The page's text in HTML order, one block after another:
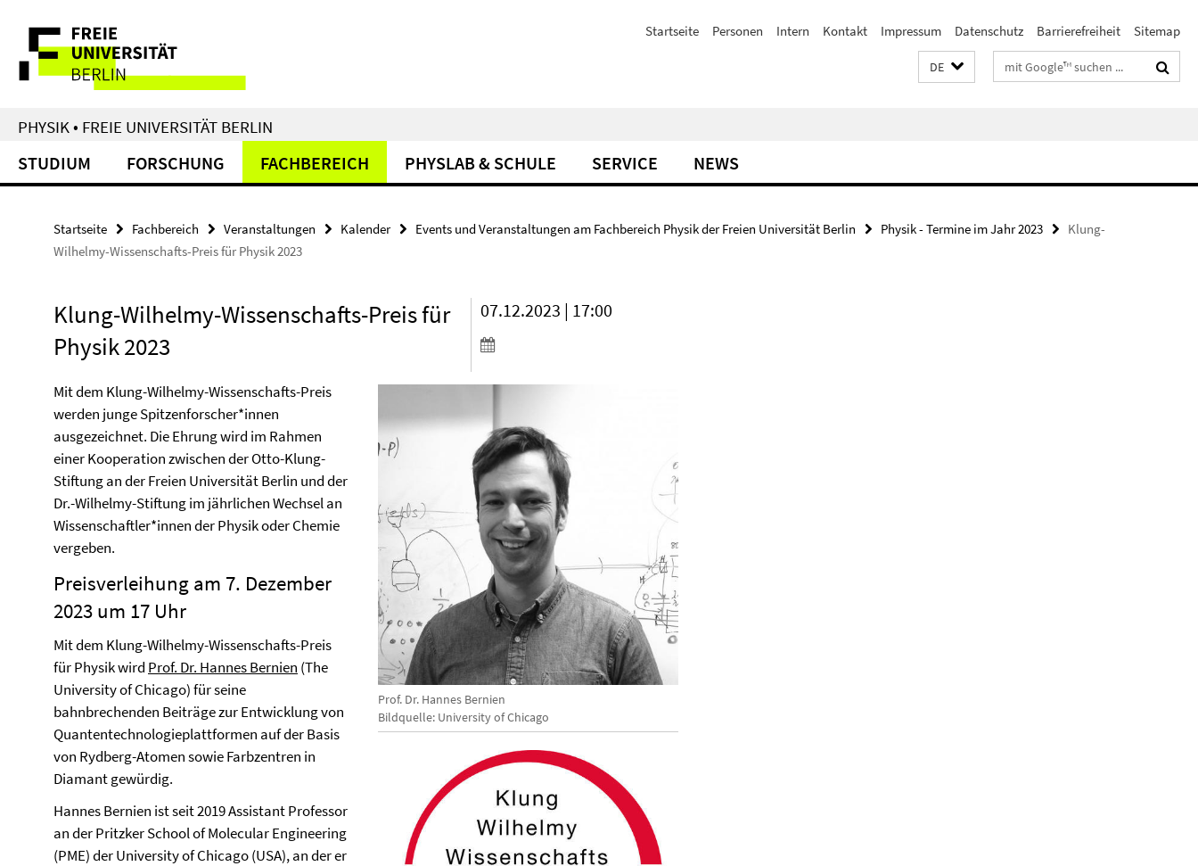
direkt
Inhalt
Service-
Navigation
Startseite Personen Intern Kontakt Impressum Datenschutz Barrierefreiheit Sitemap
DE Suchbegriffe
PHYSIK • FREIE UNIVERSITÄT BERLIN
STUDIUM FORSCHUNG FACHBEREICH PHYSLAB & SCHULE SERVICE NEWS
Startseite Fachbereich Veranstaltungen Kalender Events und Veranstaltungen am Fachbereich Physik der Freien Universität Berlin Physik - Termine im Jahr 2023
Klung-
Wilhelmy-Wissenschafts-Preis für Physik 2023
Klung-Wilhelmy-Wissenschafts-Preis für
Physik 2023
07.12.2023 | 17:00
Prof. Dr. Hannes Bernien
Bildquelle: University of Chicago
Mit dem Klung-Wilhelmy-Wissenschafts-Preis
werden junge Spitzenforscher*innen
ausgezeichnet. Die Ehrung wird im Rahmen
einer Kooperation zwischen der Otto-Klung-
Stiftung an der Freien Universität Berlin und der
Dr.-Wilhelmy-Stiftung im jährlichen Wechsel an
Wissenschaftler*innen der Physik oder Chemie
vergeben.
Preisverleihung am 7. Dezember
2023 um 17 Uhr
Mit dem Klung-Wilhelmy-Wissenschafts-Preis
für Physik wird Prof. Dr. Hannes Bernien (The
University of Chicago) für seine
bahnbrechenden Beiträge zur Entwicklung von
Quantentechnologieplattformen auf der Basis
von Rydberg-Atomen sowie Farbzentren in
Diamant gewürdig.
Hannes Bernien ist seit 2019 Assistant Professor
an der Pritzker School of Molecular Engineering
(PME) der University of Chicago (USA), an der er